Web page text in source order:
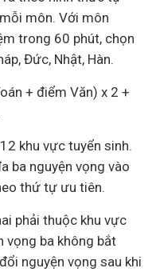
môn. Với môn
trong 60 phút, chọn
Đức, Nhật, Hàn.
+ điểm Văn) x 2 +
khu vực tuyển sinh.
ba nguyện vọng vào
thứ tự ưu tiên.
phải thuộc khu vực
vọng ba không bắt
nguyện vọng sau khi